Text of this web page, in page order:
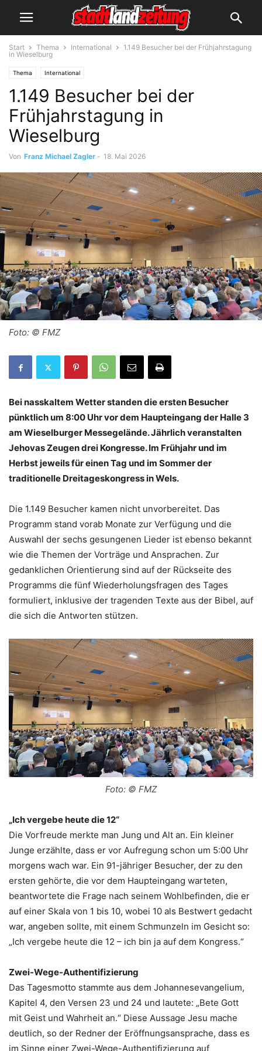
Start Thema International
1.149 Besucher bei der Frühjahrstagung
in Wieselburg
Thema International
1.149 Besucher bei der
Frühjahrstagung in
Wieselburg
Von Franz Michael Zagler - 18. Mai 2026
Foto: © FMZ
Bei nasskaltem Wetter standen die ersten Besucher
pünktlich um 8:00 Uhr vor dem Haupteingang der Halle 3
am Wieselburger Messegelände. Jährlich veranstalten
Jehovas Zeugen drei Kongresse. Im Frühjahr und im
Herbst jeweils für einen Tag und im Sommer der
traditionelle Dreitageskongress in Wels.
Die 1.149 Besucher kamen nicht unvorbereitet. Das
Programm stand vorab Monate zur Verfügung und die
Auswahl der sechs gesungenen Lieder ist ebenso bekannt
wie die Themen der Vorträge und Ansprachen. Zur
gedanklichen Orientierung sind auf der Rückseite des
Programms die fünf Wiederholungsfragen des Tages
formuliert, inklusive der tragenden Texte aus der Bibel, auf
die sich die Antworten stützen.
Foto: © FMZ
„Ich vergebe heute die 12“
Die Vorfreude merkte man Jung und Alt an. Ein kleiner
Junge erzählte, dass er vor Aufregung schon um 5:00 Uhr
morgens wach war. Ein 91-jähriger Besucher, der zu den
ersten gehörte, die vor dem Haupteingang warteten,
beantwortete die Frage nach seinem Wohlbefinden, die er
auf einer Skala von 1 bis 10, wobei 10 als Bestwert gedacht
war, angeben sollte, mit einem Schmunzeln im Gesicht so:
„Ich vergebe heute die 12 – ich bin ja auf dem Kongress.“
Zwei-Wege-Authentifizierung
Das Tagesmotto stammte aus dem Johannesevangelium,
Kapitel 4, den Versen 23 und 24 und lautete: „Bete Gott
mit Geist und Wahrheit an.“ Diese Aussage Jesu mache
deutlich, so der Redner der Eröffnungsansprache, dass es
im Sinne einer Zwei-Wege-Authentifizierung auf